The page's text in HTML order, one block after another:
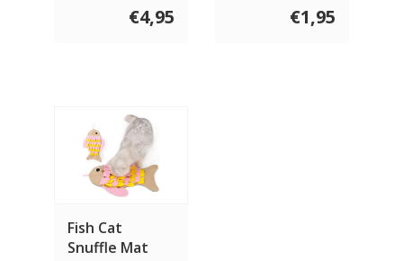
€4,95 €1,95
Fish Cat
Snuffle Mat